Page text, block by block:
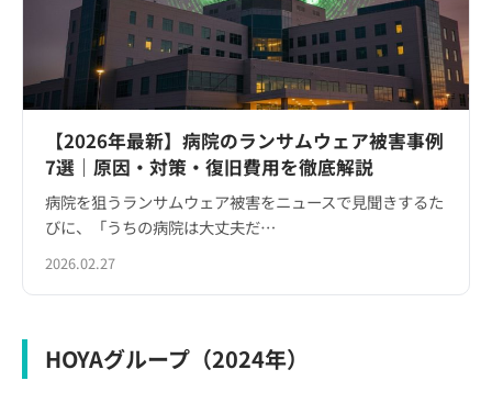
【2026年最新】病院のランサムウェア被害事例
7選｜原因・対策・復旧費用を徹底解説
病院を狙うランサムウェア被害をニュースで見聞きするた
びに、「うちの病院は大丈夫だ…
2026.02.27
HOYAグループ（2024年）